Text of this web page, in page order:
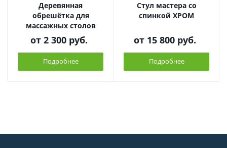
Деревянная
обрешётка для
массажных столов
от 2 300 руб.
Подробнее
Стул мастера со
спинкой ХРОМ
от 15 800 руб.
Подробнее